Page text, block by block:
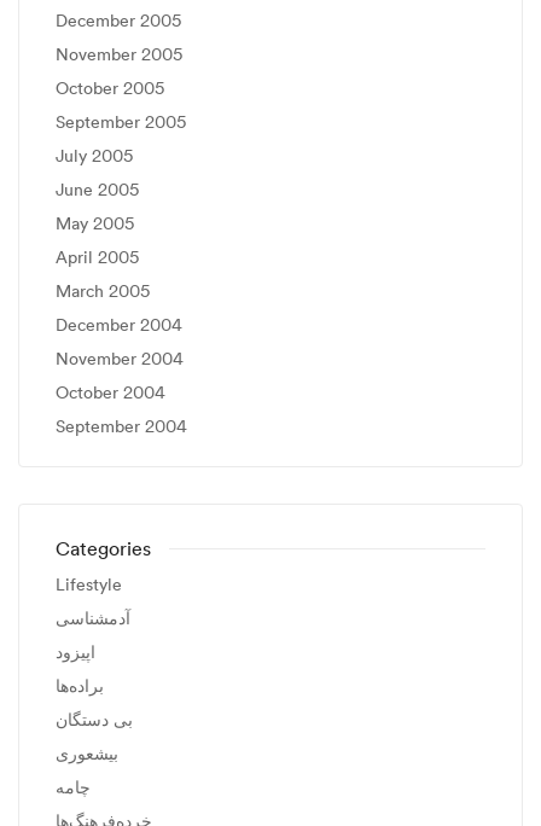
December 2005
November 2005
October 2005
September 2005
July 2005
June 2005
May 2005
April 2005
March 2005
December 2004
November 2004
October 2004
September 2004
Categories
Lifestyle
آدمشناسی
اپیزود
براده‌ها
بی دستگان
بیشعوری
چامه
خرده‌فرهنگ‌ها